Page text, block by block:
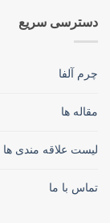
دسترسی سریع
چرم آلفا
مقاله ها
لیست علاقه مندی ها
تماس با ما